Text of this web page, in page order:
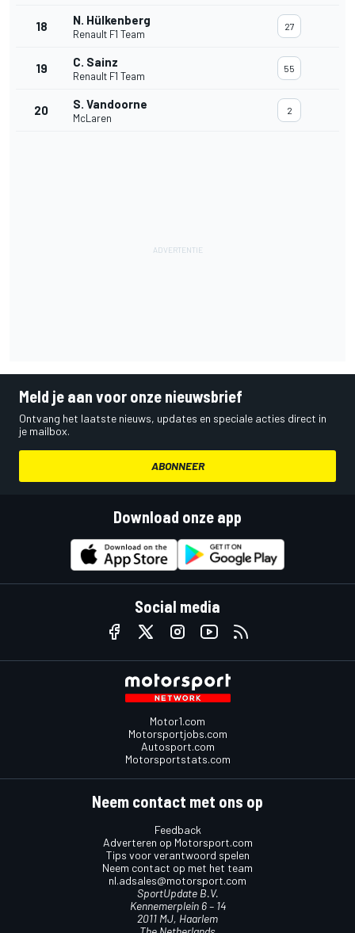
18 N. Hülkenberg
Renault F1 Team
27
19 C. Sainz
Renault F1 Team
55
20 S. Vandoorne
McLaren
2
Meld je aan voor onze nieuwsbrief
Ontvang het laatste nieuws, updates en speciale acties direct in
je mailbox.
ABONNEER
Download onze app
Social media
Motor1.com
Motorsportjobs.com
Autosport.com
Motorsportstats.com
Neem contact met ons op
Feedback
Adverteren op Motorsport.com
Tips voor verantwoord spelen
Neem contact op met het team
nl.adsales@motorsport.com
SportUpdate B.V.
Kennemerplein 6 – 14
2011 MJ, Haarlem